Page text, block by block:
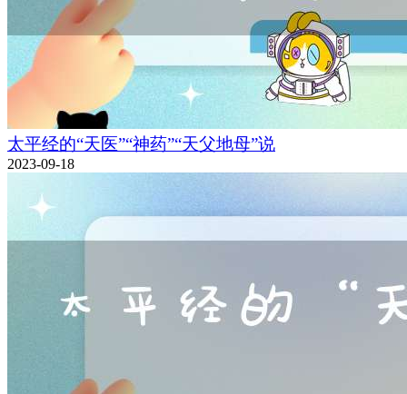
太平经的“天医”“神药”“天父地母”说
2023-09-18